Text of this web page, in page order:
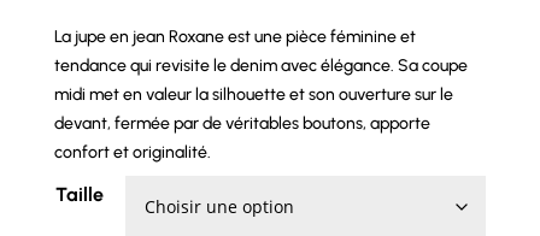
initial
était :
39,00 €.
actuel
est :
19,50 €.
La jupe en jean Roxane est une pièce féminine et
tendance qui revisite le denim avec élégance. Sa coupe
midi met en valeur la silhouette et son ouverture sur le
devant, fermée par de véritables boutons, apporte
confort et originalité.
Taille